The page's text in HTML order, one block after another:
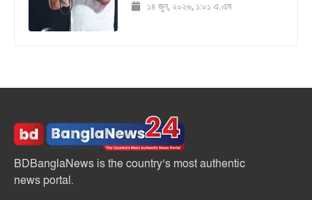
১৪ জুন, ২০২৬, ১:০১ এ.এম
BDBanglaNews is the country’s most authentic
news portal.